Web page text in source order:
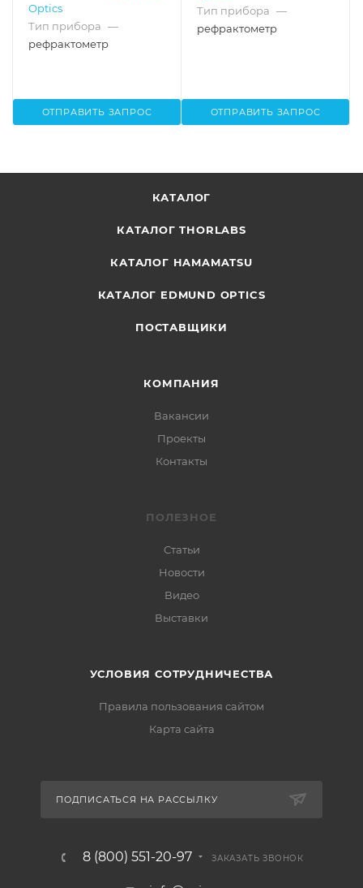
Optics
Тип прибора —
рефрактометр
ОТПРАВИТЬ ЗАПРОС
Тип прибора —
рефрактометр
ОТПРАВИТЬ ЗАПРОС
КАТАЛОГ
КАТАЛОГ THORLABS
КАТАЛОГ HAMAMATSU
КАТАЛОГ EDMUND OPTICS
ПОСТАВЩИКИ
КОМПАНИЯ
Вакансии
Проекты
Контакты
ПОЛЕЗНОЕ
Статьи
Новости
Видео
Выставки
УСЛОВИЯ СОТРУДНИЧЕСТВА
Правила пользования сайтом
Карта сайта
ПОДПИСАТЬСЯ НА РАССЫЛКУ
8 (800) 551-20-97 ЗАКАЗАТЬ ЗВОНОК